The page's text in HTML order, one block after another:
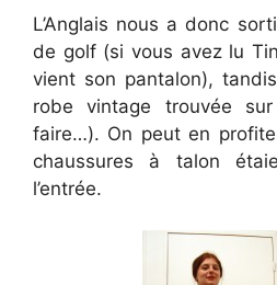
L’Anglais nous a donc
de golf (si vous avez lu
vient son pantalon),
robe vintage trouvée
faire…). On peut en
chaussures à talon
l’entrée.